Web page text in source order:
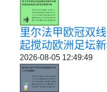
里尔法甲欧冠双
起搅动欧洲足坛
2026-08-05 12:49:49